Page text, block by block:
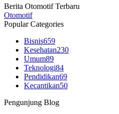
Berita Otomotif Terbaru
Otomotif
Popular Categories
Bisnis659
Kesehatan230
Umum89
Teknologi84
Pendidikan69
Kecantikan50
Pengunjung Blog